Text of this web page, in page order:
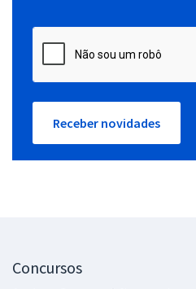
Receber novidades
Concursos